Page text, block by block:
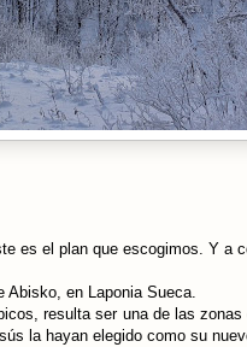
es el plan que escogimos. Y a
Abisko, en Laponia Sueca.
resulta ser una de las
la hayan elegido como su